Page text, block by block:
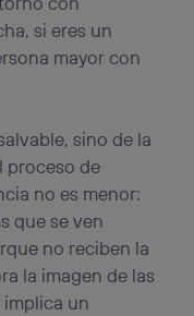
si eres un
mayor con
sino de la
proceso de
no es menor:
que se ven
no reciben la
la imagen de las
un